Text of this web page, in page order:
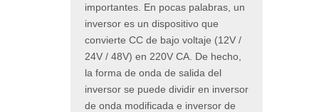
importantes. En pocas palabras, un
inversor es un dispositivo que
convierte CC de bajo voltaje (12V /
24V / 48V) en 220V CA. De hecho,
la forma de onda de salida del
inversor se puede dividir en inversor
de onda modificada e inversor de